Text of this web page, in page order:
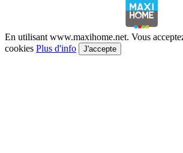
En utilisant www.maxihome.net. Vous
cookies Plus d'info J'accepte